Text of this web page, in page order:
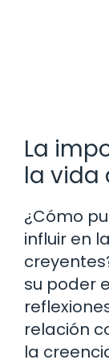
La
la vida
¿Cómo
influir en
su poder
relación
la